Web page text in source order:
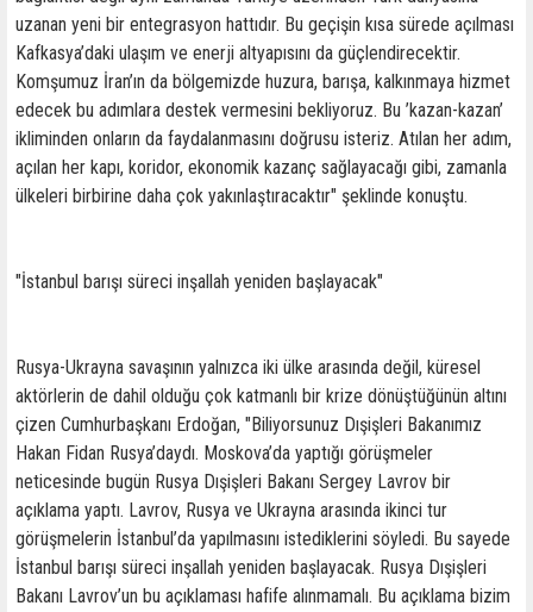
uzanan yeni bir entegrasyon hattıdır. Bu geçişin kısa sürede açılması
Kafkasya’daki ulaşım ve enerji altyapısını da güçlendirecektir.
Komşumuz İran’ın da bölgemizde huzura, barışa, kalkınmaya hizmet
edecek bu adımlara destek vermesini bekliyoruz. Bu ’kazan-kazan’
ikliminden onların da faydalanmasını doğrusu isteriz. Atılan her adım,
açılan her kapı, koridor, ekonomik kazanç sağlayacağı gibi, zamanla
ülkeleri birbirine daha çok yakınlaştıracaktır" şeklinde konuştu.
"İstanbul barışı süreci inşallah yeniden başlayacak"
Rusya-Ukrayna savaşının yalnızca iki ülke arasında değil, küresel
aktörlerin de dahil olduğu çok katmanlı bir krize dönüştüğünün altını
çizen Cumhurbaşkanı Erdoğan, "Biliyorsunuz Dışişleri Bakanımız
Hakan Fidan Rusya’daydı. Moskova’da yaptığı görüşmeler
neticesinde bugün Rusya Dışişleri Bakanı Sergey Lavrov bir
açıklama yaptı. Lavrov, Rusya ve Ukrayna arasında ikinci tur
görüşmelerin İstanbul’da yapılmasını istediklerini söyledi. Bu sayede
İstanbul barışı süreci inşallah yeniden başlayacak. Rusya Dışişleri
Bakanı Lavrov’un bu açıklaması hafife alınmamalı. Bu açıklama bizim